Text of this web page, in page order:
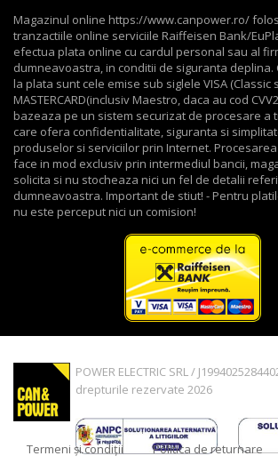
Magazinul online https://www.canpower.ro/
tranzactiile online serviciile Raiffeisen Bank/
efectua plata online cu cardul personal sau al
dumneavoastra, in conditii de siguranta deplina.
la plata sunt cele emise sub siglele VISA (Classic
MASTERCARD(inclusiv Maestro, daca au cod
bazeaza pe un sistem securizat de procesare a
care ofera confidentialitate, siguranta si
produselor si serviciilor prin Internet.
face in mod exclusiv prin intermediul bancii,
solicita si nu stocheaza nici un fel de detalii
dumneavoastra. Important de stiut! - Pentru
nu este perceput nici un comision!
POWER ELECTRIC SRL /
drepturile rezervate 2026
Termeni și condiții Politica de returnare